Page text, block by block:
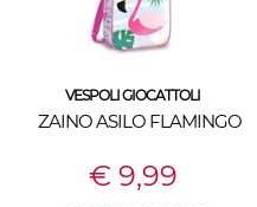
VESPOLI GIOCATTOLI
ZAINO ASILO FLAMINGO
€ 9,99